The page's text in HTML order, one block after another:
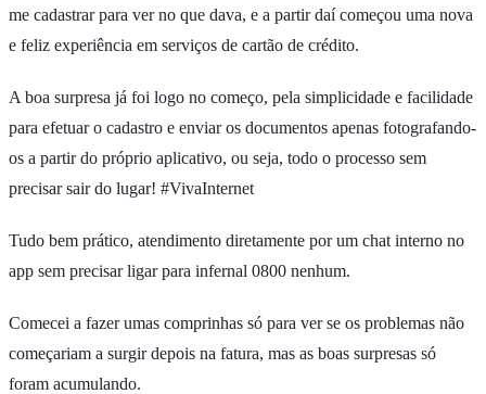
me cadastrar para ver no que dava, e a partir daí começou uma nova
e feliz experiência em serviços de cartão de crédito.
A boa surpresa já foi logo no começo, pela simplicidade e facilidade
para efetuar o cadastro e enviar os documentos apenas fotografando-
os a partir do próprio aplicativo, ou seja, todo o processo sem
precisar sair do lugar! #VivaInternet
Tudo bem prático, atendimento diretamente por um chat interno no
app sem precisar ligar para infernal 0800 nenhum.
Comecei a fazer umas comprinhas só para ver se os problemas não
começariam a surgir depois na fatura, mas as boas surpresas só
foram acumulando.